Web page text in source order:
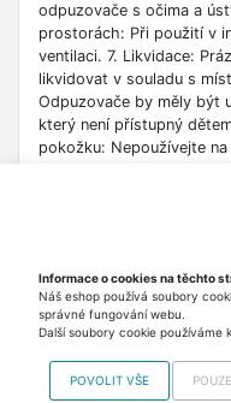
odpuzovače s očima a
prostorách: Při použití v
ventilaci. 7. Likvidace:
likvidovat v souladu s
Odpuzovače by měly být
který není přístupný
pokožku: Nepoužívejte
pomoc: Pokud se objeví
problémy, okamžitě se
rozvoji odolnosti proti
zkontrolujte složení a
ze složek.
Najdete nás i na
Informace o cookies na těchto
Náš eshop používá soubory
správné fungování webu.
Další soubory cookie používáme
POVOLIT VŠE